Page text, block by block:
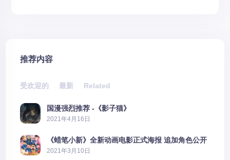
推荐内容
受欢迎的 最新 Related
国漫强烈推荐 -《影子猫》
2021年4月16日
《蜡笔小新》全新动画电影正式海报 追加角色公开
2021年3月10日